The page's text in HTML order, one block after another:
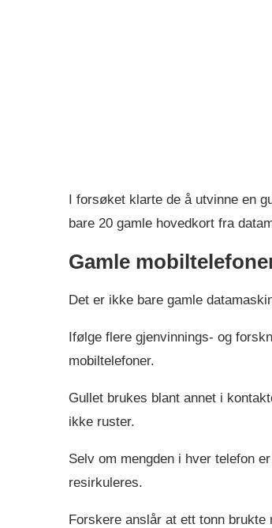
I forsøket klarte de å utvinne en
bare 20 gamle hovedkort fra
Gamle
Det er ikke bare gamle
Ifølge flere gjenvinnings- og
mobiltelefoner.
Gullet brukes blant annet i
ikke ruster.
Selv om mengden i hver telefon
resirkuleres.
Forskere anslår at ett tonn brukte